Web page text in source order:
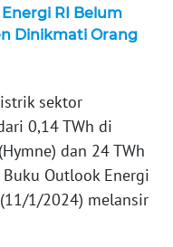
RI Belum
Dinikmati Orang
sektor
0,14 TWh di
dan 24 TWh
Outlook Energi
1/2024) melansir